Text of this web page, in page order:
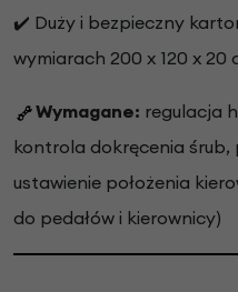
✔️ Duży i bezpieczny
wymiarach 200 x 120 x 20
Wymagane: regulacja
kontrola dokręcenia śrub,
ustawienie położenia
do pedałów i kierownicy)